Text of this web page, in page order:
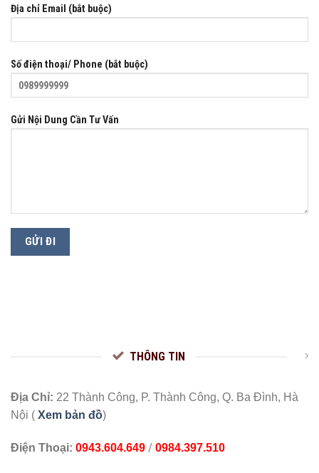
Địa chỉ Email (bắt buộc)
Số điện thoại/ Phone (bắt buộc)
Gửi Nội Dung Cần Tư Vấn
THÔNG TIN
Địa Chỉ: 22 Thành Công, P. Thành Công, Q. Ba Đình, Hà
Nội ( Xem bản đồ)
Điện Thoại: 0943.604.649 / 0984.397.510